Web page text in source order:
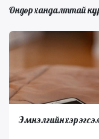
Өндөр хандалттай
Эмнэлгийн